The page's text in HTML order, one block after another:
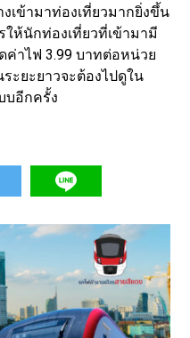
เข้ามาท่องเที่ยวมากยิ่งขึ้น
ให้นักท่องเที่ยวที่เข้ามามี
ค่าไฟ 3.99 บาทต่อหน่วย
ะยะยาวจะต้องไปดูใน
บอีกครั้ง